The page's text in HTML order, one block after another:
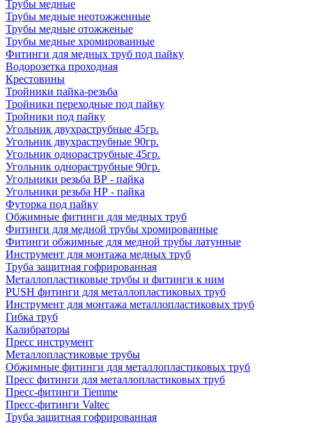
Трубы медные
Трубы медные неотожженные
Трубы медные отожженые
Трубы медные хромированные
Фитинги для медных труб под пайку
Водорозетка проходная
Крестовины
Тройники пайка-резьба
Тройники переходные под пайку
Тройники под пайку
Угольник двухраструбные 45гр.
Угольник двухраструбные 90гр.
Угольник однораструбные 45гр.
Угольник однораструбные 90гр.
Угольники резьба ВР - пайка
Угольники резьба НР - пайка
Футорка под пайку
Обжимные фитинги для медных труб
Фитинги для медной трубы хромированные
Фитинги обжимные для медной трубы латунные
Инструмент для монтажа медных труб
Труба защитная гофрированная
Металлопластиковые трубы и фитинги к ним
PUSH фитинги для металлопластиковых труб
Инструмент для монтажа металлопластиковых труб
Гибка труб
Калибраторы
Пресс инструмент
Металлопластиковые трубы
Обжимные фитинги для металлопластиковых труб
Пресс фитинги для металлопластиковых труб
Пресс-фитинги Tiemme
Пресс-фитинги Valtec
Труба защитная гофрированная